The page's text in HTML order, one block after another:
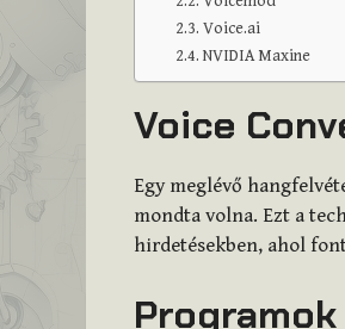
Voice.ai
NVIDIA Maxine
Voice
Egy meglévő
mondta volna. Ezt a
hirdetésekben, ahol
Programok